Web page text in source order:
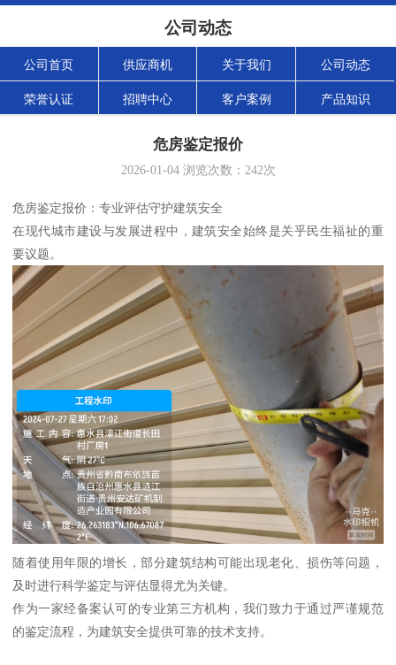
公司动态
公司首页 供应商机 关于我们 公司动态
荣誉认证 招聘中心 客户案例 产品知识
危房鉴定报价
2026-01-04浏览次数： 242次
危房鉴定报价：专业评估守护建筑安全
在现代城市建设与发展进程中，建筑安全始终是关乎民生福祉的重
要议题。
随着使用年限的增长，部分建筑结构可能出现老化、损伤等问题，
及时进行科学鉴定与评估显得尤为关键。
作为一家经备案认可的专业第三方机构，我们致力于通过严谨规范
的鉴定流程，为建筑安全提供可靠的技术支持。